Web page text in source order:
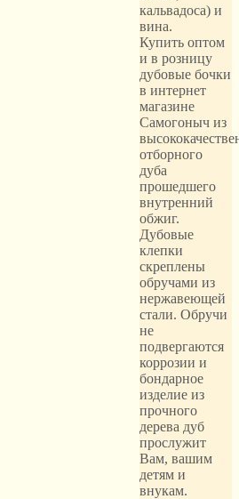
кальвадоса) и
вина.
Купить оптом
и в розницу
дубовые бочки
в интернет
магазине
Самогоныч из
отборного
дуба
прошедшего
внутренний
обжиг.
Дубовые
клепки
скреплены
обручами из
нержавеющей
стали. Обручи
не
подвергаются
коррозии и
бондарное
изделие из
прочного
дерева дуб
прослужит
Вам, вашим
детям и
внукам.